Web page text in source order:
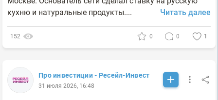
кухню и натуральные продукты....
Читать далее
152 0 0 1
Про инвестиции - Ресейл-Инвест
31 июля 2026, 16:48